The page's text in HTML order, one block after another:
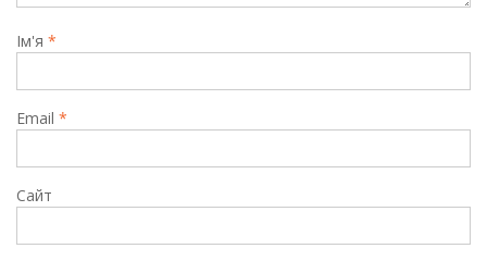
Ім'я *
Email *
Сайт